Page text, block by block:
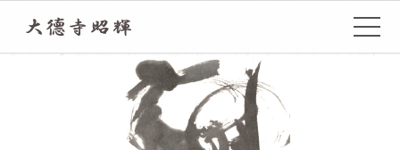
TOP